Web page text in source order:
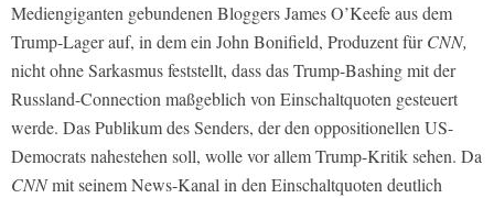
Mediengiganten gebundenen Bloggers James O’Keefe aus dem
Trump-Lager auf, in dem ein John Bonifield, Produzent fürCNN,
nicht ohne Sarkasmus feststellt, dass das Trump-Bashing mit der
Russland-Connection maßgeblich von Einschaltquoten gesteuert
werde. Das Publikum des Senders, der den oppositionellen US-
Democrats nahestehen soll, wolle vor allem Trump-Kritik sehen. Da
CNNmit seinem News-Kanal in den Einschaltquoten deutlich